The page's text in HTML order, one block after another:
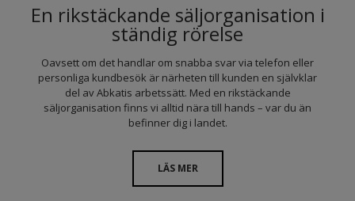
En rikstäckande säljorganisation i
ständig rörelse
Oavsett om det handlar om snabba svar via telefon eller
personliga kundbesök är närheten till kunden en självklar
del av Abkatis arbetssätt. Med en rikstäckande
säljorganisation finns vi alltid nära till hands – var du än
befinner dig i landet.
LÄS MER